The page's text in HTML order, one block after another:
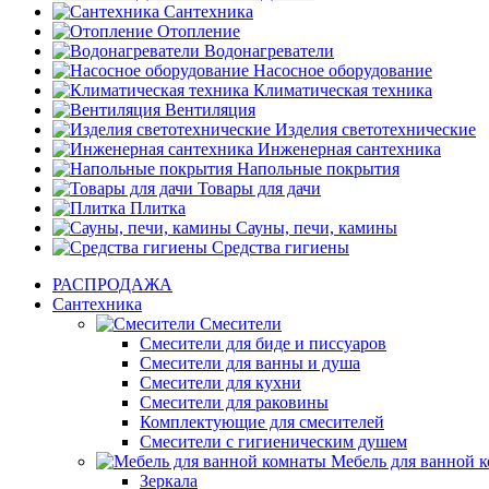
Сантехника
Отопление
Водонагреватели
Насосное оборудование
Климатическая техника
Вентиляция
Изделия светотехнические
Инженерная сантехника
Напольные покрытия
Товары для дачи
Плитка
Сауны, печи, камины
Средства гигиены
РАСПРОДАЖА
Сантехника
Смесители
Смесители для биде и писсуаров
Смесители для ванны и душа
Смесители для кухни
Смесители для раковины
Комплектующие для смесителей
Смесители с гигиеническим душем
Мебель для ванной
Зеркала